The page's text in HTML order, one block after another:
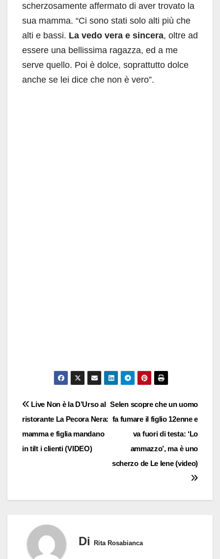
scherzosamente affermato di aver trovato la
sua mamma. “Ci sono stati solo alti più che
alti e bassi. La vedo vera e sincera, oltre ad
essere una bellissima ragazza, ed a me
serve quello. Poi è dolce, soprattutto dolce
anche se lei dice che non è vero”.
Navigazione
articoli
Selen scopre che un uomo
fa fumare il figlio 12enne e
va fuori di testa: ‘Lo
ammazzo’, ma è uno
scherzo de Le Iene (video)
Live Non è la D’Urso al
ristorante La Pecora Nera:
mamma e figlia mandano
in tilt i clienti (VIDEO)
Di Rita Rosabianca